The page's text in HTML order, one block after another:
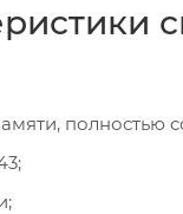
полностью